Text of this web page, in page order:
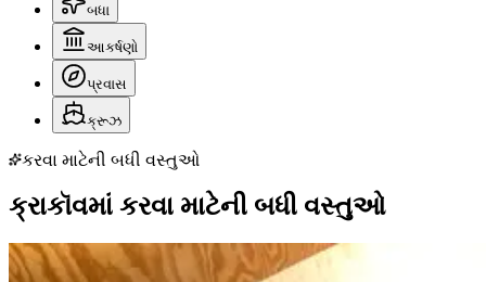
બધા
આકર્ષણો
પ્રવાસ
ક્રૂઝ
કરવા માટેની બધી વસ્તુઓ
ક્રાકૉવમાં કરવા માટેની બધી વસ્તુઓ